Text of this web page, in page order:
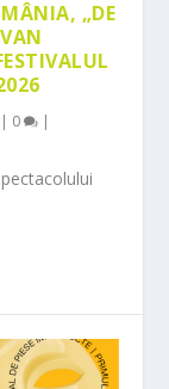
„DE
| 0 |